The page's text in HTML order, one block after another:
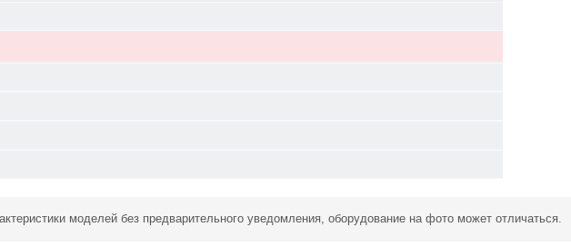
моделей без предварительного уведомления, оборудование на фото может отличаться.